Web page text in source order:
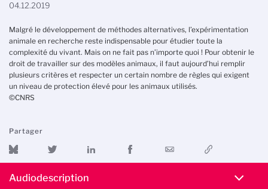
04.12.2019
Malgré le développement de méthodes alternatives, l’expérimentation
animale en recherche reste indispensable pour étudier toute la
complexité du vivant. Mais on ne fait pas n’importe quoi ! Pour obtenir le
droit de travailler sur des modèles animaux, il faut aujourd’hui remplir
plusieurs critères et respecter un certain nombre de règles qui exigent
un niveau de protection élevé pour les animaux utilisés.
©CNRS
Partager
Audiodescription